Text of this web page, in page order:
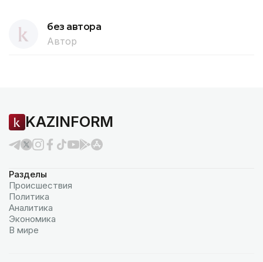
без автора
Автор
KAZINFORM
Разделы
Происшествия
Политика
Аналитика
Экономика
В мире